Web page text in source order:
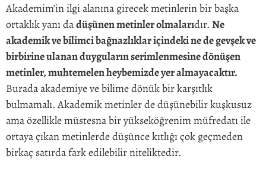
Akademim’in ilgi alanına girecek metinlerin bir başka
ortaklık yanı dadüşünen metinler olmalarıdır. Ne
akademik ve bilimci bağnazlıklar içindeki ne de gevşek ve
birbirine ulanan duyguların serimlenmesine dönüşen
metinler, muhtemelen heybemizde yer almayacaktır.
Burada akademiye ve bilime dönük bir karşıtlık
bulmamalı. Akademik metinler de düşünebilir kuşkusuz
ama özellikle müstesna bir yükseköğrenim müfredatı ile
ortaya çıkan metinlerde düşünce kıtlığı çok geçmeden
birkaç satırda fark edilebilir niteliktedir.